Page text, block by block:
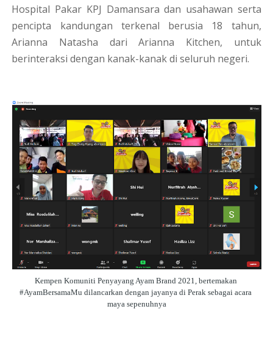
Hospital Pakar KPJ Damansara dan usahawan serta
pencipta kandungan terkenal berusia 18 tahun,
Arianna Natasha dari Arianna Kitchen, untuk
berinteraksi dengan kanak-kanak di seluruh negeri.
Kempen Komuniti Penyayang Ayam Brand 2021, bertemakan
#AyamBersamaMu dilancarkan dengan jayanya di Perak sebagai acara
maya sepenuhnya